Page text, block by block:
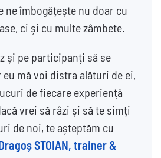
ne îmbogățește nu doar cu
ci și cu multe zâmbete.
și pe participanți să se
mă voi distra alături de ei,
de fiecare experiență
vrei să râzi și să te simți
de noi, te așteptăm cu
STOIAN, trainer &